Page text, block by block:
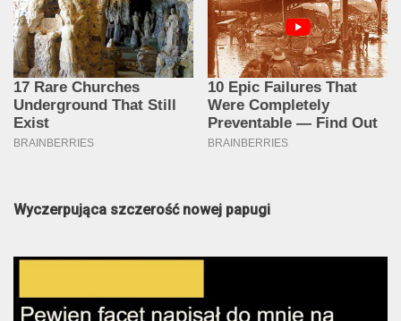
Wyczerpująca szczerość nowej papugi